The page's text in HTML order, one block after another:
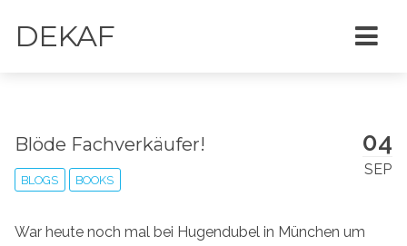
DEKAF
04
SEP
Blöde Fachverkäufer!
BLOGS BOOKS
War heute noch mal bei Hugendubel in München um